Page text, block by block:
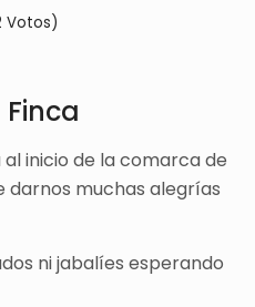
Votos)
inicio de la comarca de
darnos muchas alegrías
ni jabalíes esperando